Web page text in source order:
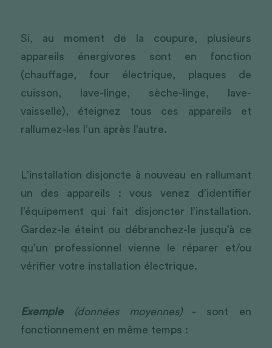
Si, au moment de la coupure, plusieurs
appareils énergivores sont en fonction
(chauffage, four électrique, plaques de
cuisson, lave-linge, sèche-linge, lave-
vaisselle), éteignez tous ces appareils et
rallumez-les l’un après l’autre.
L’installation disjoncte à nouveau en rallumant
un des appareils : vous venez d’identifier
l’équipement qui fait disjoncter l’installation.
Gardez-le éteint ou débranchez-le jusqu’à ce
qu’un professionnel vienne le réparer et/ou
vérifier votre installation électrique.
Exemple (données moyennes)
- sont en
fonctionnement en même temps :